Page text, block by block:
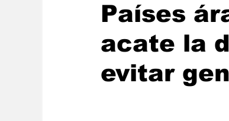
Países
acate la
evitar